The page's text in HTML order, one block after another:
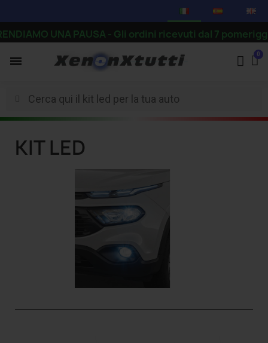
UNA PAUSA - Gli ordini ricevuti dal 7
KIT LED